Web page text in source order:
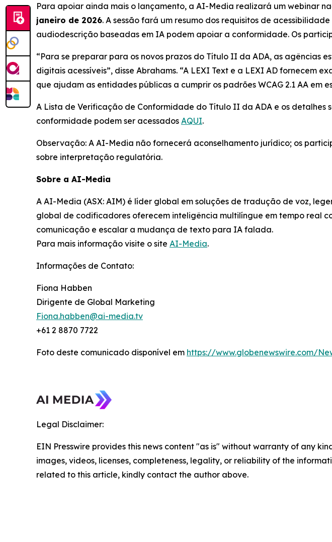
Para apoiar ainda mais o lançamento, a AI-Media realizará um webinar
janeiro de 2026. A sessão fará um resumo dos requisitos de
audiodescrição baseadas em IA podem apoiar a conformidade. Os
“Para se preparar para os novos prazos do Título II da ADA, as agências
digitais acessíveis”, disse Abrahams. “A LEXI Text e a LEXI AD
que ajudam as entidades públicas a cumprir os padrões WCAG 2.1 AA em
A Lista de Verificação de Conformidade do Título II da ADA e os
conformidade podem ser acessados AQUI.
Observação: A AI-Media não fornecerá aconselhamento jurídico; os
sobre interpretação regulatória.
Sobre a AI-Media
A AI-Media (ASX: AIM) é líder global em soluções de tradução de voz,
global de codificadores oferecem inteligência multilíngue em tempo real
comunicação e escalar a mudança de texto para IA falada.
Para mais informação visite o site AI-Media.
Informações de Contato:
Fiona Habben
Dirigente de Global Marketing
Fiona.habben@ai-media.tv
+61 2 8870 7722
Foto deste comunicado disponível em https://www.globenewswire.com/
Legal Disclaimer:
EIN Presswire provides this news content "as is" without warranty of any
images, videos, licenses, completeness, legality, or reliability of the
related to this article, kindly contact the author above.